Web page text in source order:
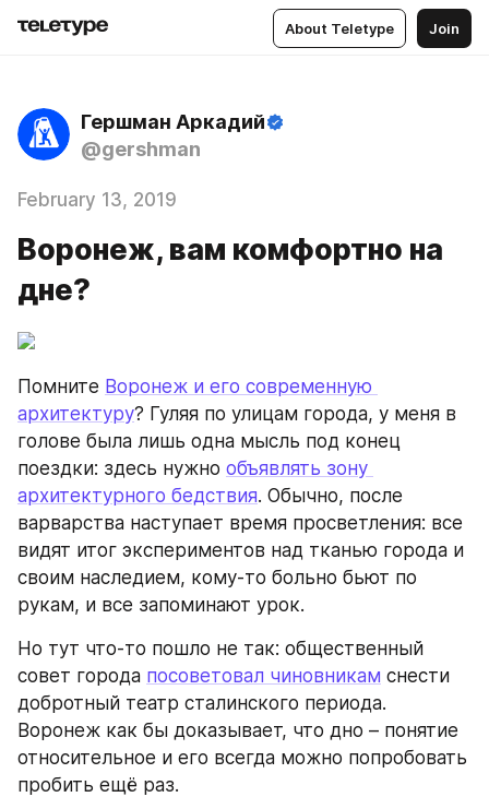
About Teletype Join
Гершман Аркадий
@gershman
February 13, 2019
Воронеж, вам комфортно на
дне?
Помните Воронеж и его современную
архитектуру? Гуляя по улицам города, у меня в
голове была лишь одна мысль под конец
поездки: здесь нужно объявлять зону
архитектурного бедствия. Обычно, после
варварства наступает время просветления: все
видят итог экспериментов над тканью города и
своим наследием, кому-то больно бьют по
рукам, и все запоминают урок.
Но тут что-то пошло не так: общественный
совет города посоветовал чиновникам снести
добротный театр сталинского периода.
Воронеж как бы доказывает, что дно – понятие
относительное и его всегда можно попробовать
пробить ещё раз.